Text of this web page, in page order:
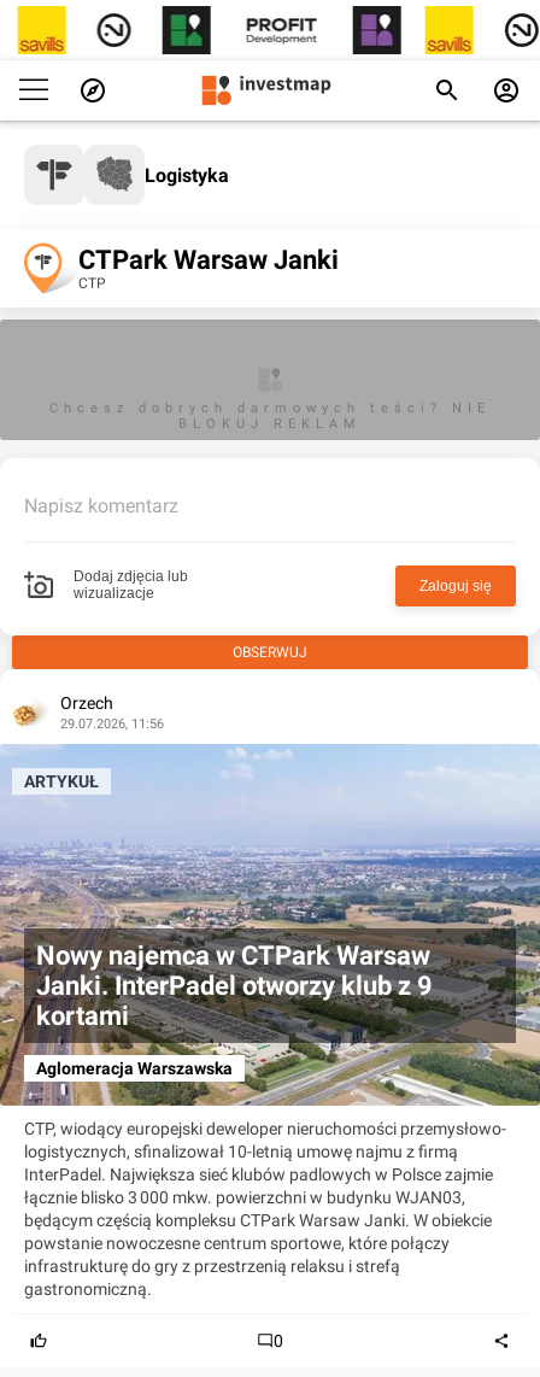
Logistyka
CTPark Warsaw Janki
CTP
Chcesz dobrych darmowych teści? NIE
BLOKUJ REKLAM
Napisz komentarz
Dodaj zdjęcia lub
wizualizacje
Zaloguj się
OBSERWUJ
Orzech
29.07.2026, 11:56
Nowy najemca w CTPark Warsaw
Janki. InterPadel otworzy klub z 9
kortami
Aglomeracja Warszawska
ARTYKUŁ
CTP, wiodący europejski deweloper nieruchomości przemysłowo-
logistycznych, sfinalizował 10-letnią umowę najmu z firmą
InterPadel. Największa sieć klubów padlowych w Polsce zajmie
łącznie blisko 3 000 mkw. powierzchni w budynku WJAN03,
będącym częścią kompleksu CTPark Warsaw Janki. W obiekcie
powstanie nowoczesne centrum sportowe, które połączy
infrastrukturę do gry z przestrzenią relaksu i strefą
gastronomiczną.
0